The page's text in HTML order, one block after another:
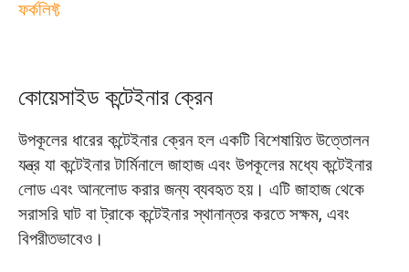
ফর্কলিফ্ট
কোয়েসাইড কন্টেইনার ক্রেন
উপকূলের ধারের কন্টেইনার ক্রেন হল একটি বিশেষায়িত উত্তোলন
যন্ত্র যা কন্টেইনার টার্মিনালে জাহাজ এবং উপকূলের মধ্যে কন্টেইনার
লোড এবং আনলোড করার জন্য ব্যবহৃত হয়। এটি জাহাজ থেকে
সরাসরি ঘাট বা ট্রাকে কন্টেইনার স্থানান্তর করতে সক্ষম, এবং
বিপরীতভাবেও।